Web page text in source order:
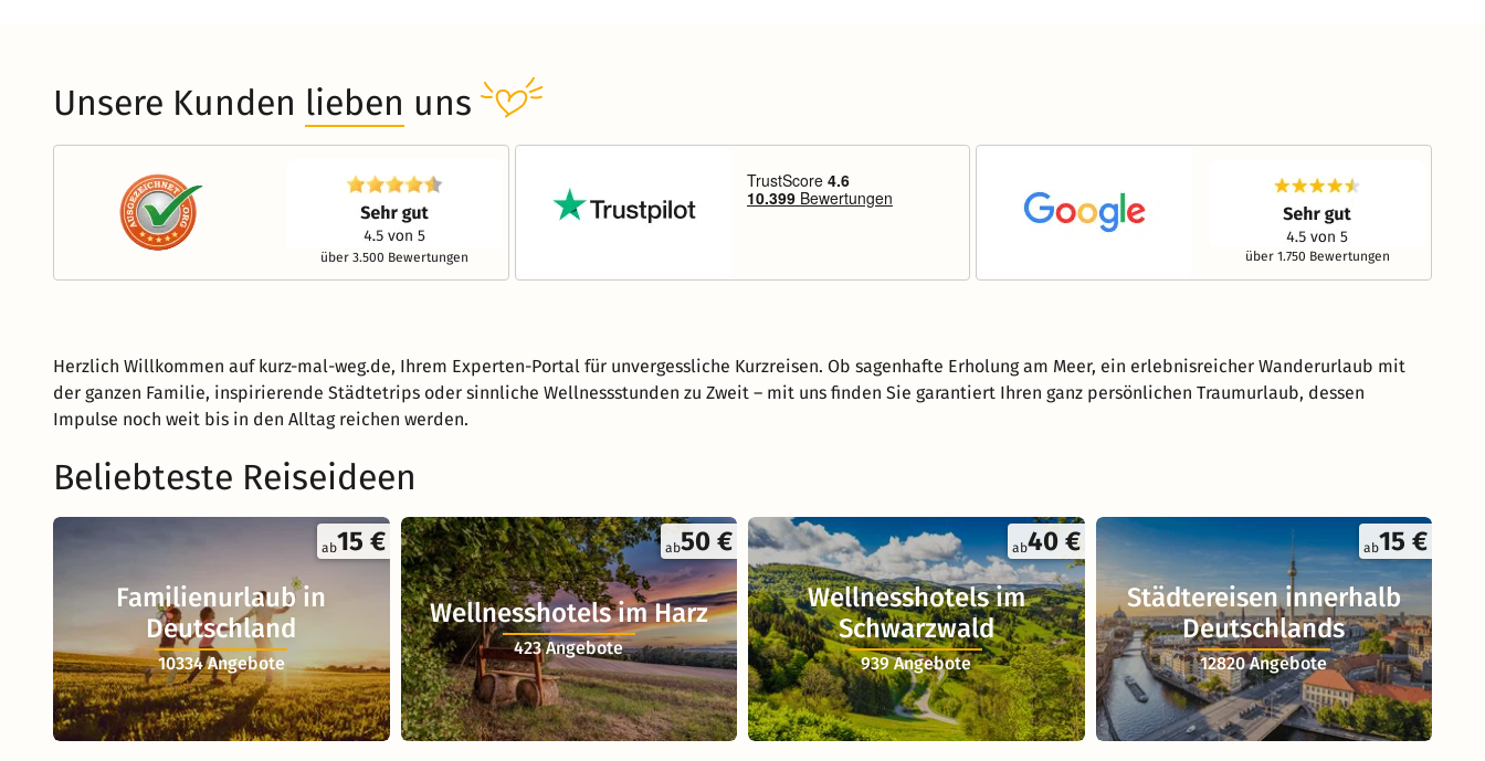
Unsere Kunden lieben uns
über 3.500 Bewertungen über 1.750 Bewertungen
Herzlich Willkommen auf kurz-mal-weg.de, Ihrem Experten-Portal für unvergessliche Kurzreisen. Ob sagenhafte Erholung am Meer, ein erlebnisreicher Wanderurlaub mit
der ganzen Familie, inspirierende Städtetrips oder sinnliche Wellnessstunden zu Zweit – mit uns finden Sie garantiert Ihren ganz persönlichen Traumurlaub, dessen
Impulse noch weit bis in den Alltag reichen werden.
Beliebteste Reiseideen
ab15 €
Familienurlaub in
Deutschland
10334 Angebote
ab50 €
Wellnesshotels im Harz
423 Angebote
ab40 €
Wellnesshotels im
Schwarzwald
939 Angebote
ab15 €
Städtereisen innerhalb
Deutschlands
12820 Angebote